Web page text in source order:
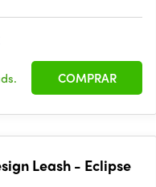
COMPRAR
Leash - Eclipse